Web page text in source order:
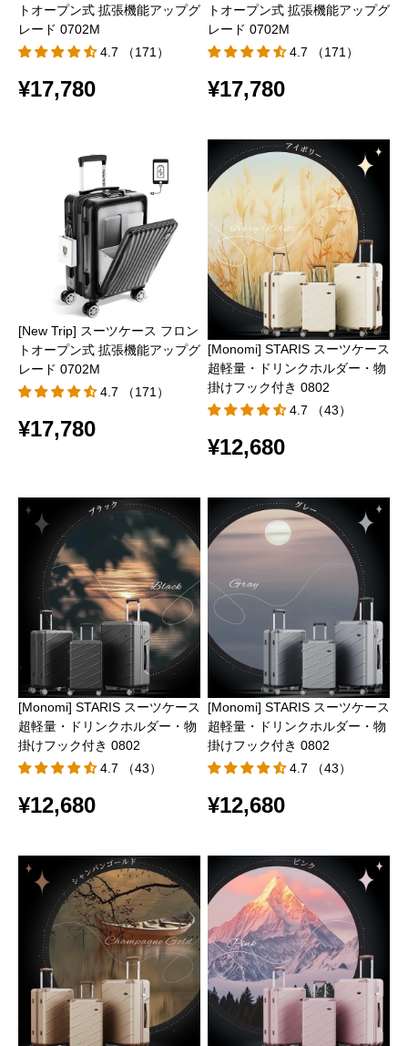
トオープン式 拡張機能アップグ
レード 0702M
4.7 （171）
¥17,780
トオープン式 拡張機能アップグ
レード 0702M
4.7 （171）
¥17,780
[New Trip] スーツケース フロン
トオープン式 拡張機能アップグ
レード 0702M
4.7 （171）
¥17,780
[Monomi] STARIS スーツケース
超軽量・ドリンクホルダー・物
掛けフック付き 0802
4.7 （43）
¥12,680
[Monomi] STARIS スーツケース
超軽量・ドリンクホルダー・物
掛けフック付き 0802
4.7 （43）
¥12,680
[Monomi] STARIS スーツケース
超軽量・ドリンクホルダー・物
掛けフック付き 0802
4.7 （43）
¥12,680